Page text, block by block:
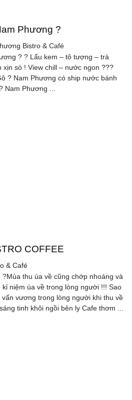
Phương ?
Bistro & Café
? ? Lẩu kem – tô tượng – trà
xịn sò ! View chill – nước ngon ???
? Nam Phương có ship nước bánh
Nam Phương ...
COFFEE
& Café
thu ùa về cũng chớp nhoáng và
niệm ùa về trong lòng người !!! Sao
vương trong lòng người khi thu về
tinh khôi ngồi bên ly Cafe thơm ...